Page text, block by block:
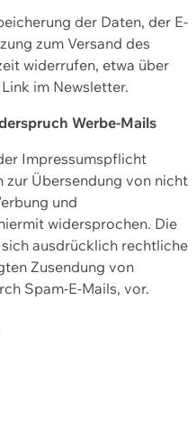
der Daten, der E-
zum Versand des
widerrufen, etwa über
im Newsletter.
Werbe-Mails
Impressumspflicht
Übersendung von nicht
und
widersprochen. Die
ausdrücklich rechtliche
Zusendung von
Spam-E-Mails, vor.